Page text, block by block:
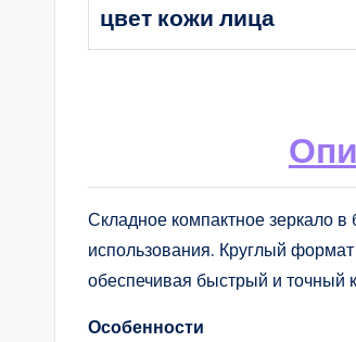
цвет кожи лица
Складное компактное зеркало
использования. Круглый
обеспечивая быстрый и точный
Особенности